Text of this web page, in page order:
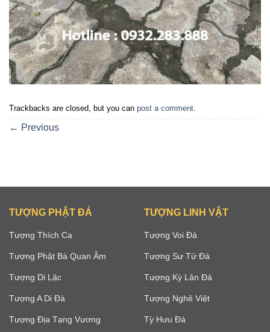
Trackbacks are closed, but you can post a comment.
← Previous
TƯỢNG PHẬT ĐÁ
Tượng Thích Ca
Tượng Phật Bà Quan Âm
Tượng Di Lặc
Tượng A Di Đà
Tượng Địa Tạng Vương
TƯỢNG LINH VẬT
Tượng Voi Đá
Tượng Sư Tử Đá
Tượng Kỳ Lân Đá
Tượng Nghê Việt
Tỳ Hưu Đá